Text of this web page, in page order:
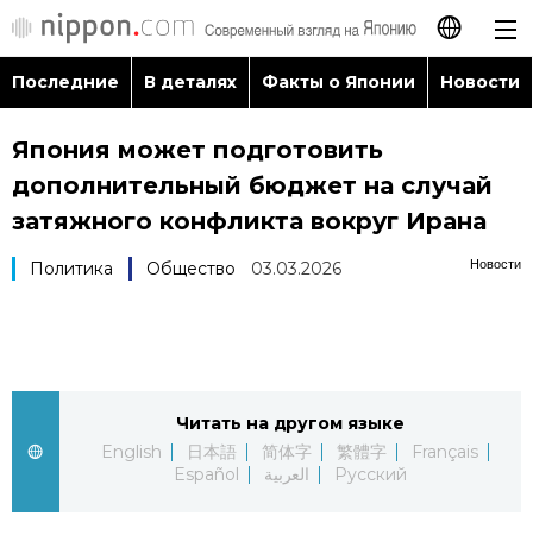
日本語
English
简体字
العربية
Последние
Последние В деталях Факты о Японии Новости
Япония может подготовить
дополнительный бюджет на случай
затяжного конфликта вокруг Ирана
Новости
Политика Общество 03.03.2026
Читать на другом языке
English
日本語 简体字 繁體字
Français
Español
العربية Русский